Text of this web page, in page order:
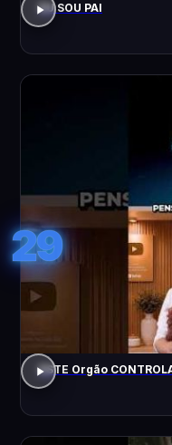
EU SOU PAI
29
ESTE Orgão